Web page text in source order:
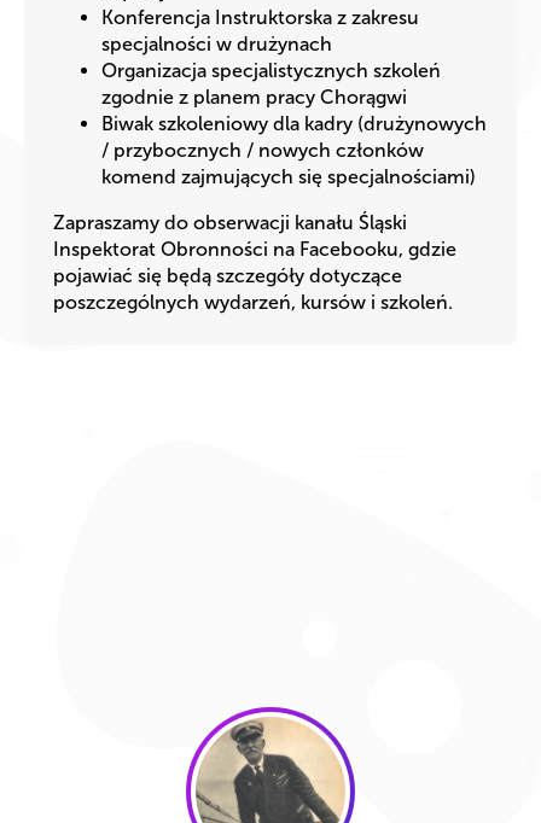
Konferencja Instruktorska z zakresu
specjalności w drużynach
Organizacja specjalistycznych szkoleń
zgodnie z planem pracy Chorągwi
Biwak szkoleniowy dla kadry (drużynowych
/ przybocznych / nowych członków
komend zajmujących się specjalnościami)
Zapraszamy do obserwacji kanału Śląski
Inspektorat Obronności na Facebooku, gdzie
pojawiać się będą szczegóły dotyczące
poszczególnych wydarzeń, kursów i szkoleń.